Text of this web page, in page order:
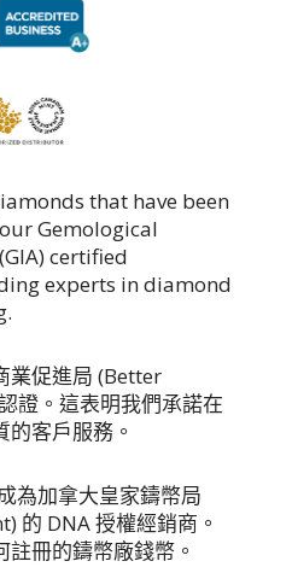
that have been
Gemological
certified
experts in diamond
業促進局 (Better
證。這表明我們承諾在
客戶服務。
為加拿大皇家鑄幣局
的 DNA 授權經銷商。
冊的鑄幣廠錢幣。